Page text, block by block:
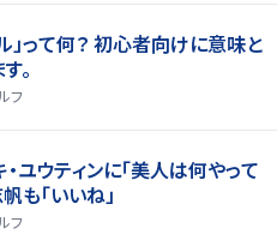
」って何？ 初心者向けに意味と
。
フ
ユウティンに「美人は何やって
も「いいね」
フ